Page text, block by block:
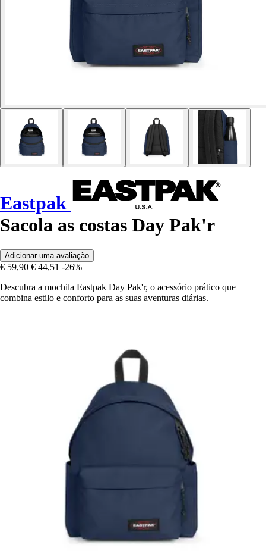
Eastpak
Sacola as costas Day Pak'r
Adicionar uma avaliação
€ 59,90 € 44,51 -26%
Descubra a mochila Eastpak Day Pak'r, o acessório prático que
combina estilo e conforto para as suas aventuras diárias.